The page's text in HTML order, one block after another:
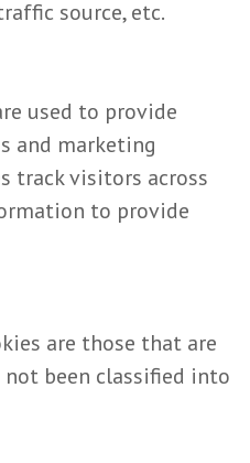
source, etc.
used to provide
and marketing
track visitors across
to provide
are those that are
not been classified into